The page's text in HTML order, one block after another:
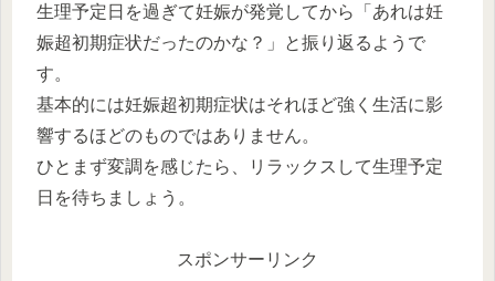
生理予定日を過ぎて妊娠が発覚してから「あれは妊
娠超初期症状だったのかな？」と振り返るようで
す。
基本的には妊娠超初期症状はそれほど強く生活に影
響するほどのものではありません。
ひとまず変調を感じたら、リラックスして生理予定
日を待ちましょう。
スポンサーリンク